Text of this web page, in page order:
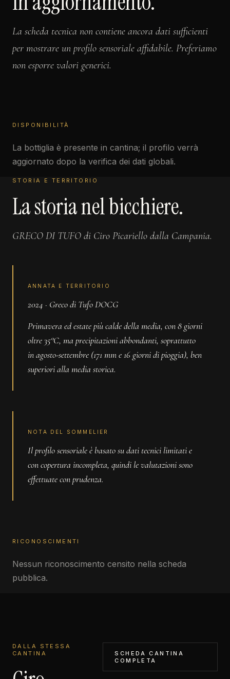
La scheda tecnica non contiene ancora dati sufficienti
per mostrare un profilo sensoriale affidabile. Preferiamo
non esporre valori generici.
DISPONIBILITÀ
La bottiglia è presente in cantina; il profilo verrà
aggiornato dopo la verifica dei dati globali.
STORIA E TERRITORIO
La storia nel bicchiere.
GRECO DI TUFO di Ciro Picariello dalla Campania.
ANNATA E TERRITORIO
2024 · Greco di Tufo DOCG
Primavera ed estate più calde della media, con 8 giorni
oltre 35°C, ma precipitazioni abbondanti, soprattutto
in agosto-settembre (171 mm e 16 giorni di pioggia), ben
superiori alla media storica.
NOTA DEL SOMMELIER
Il profilo sensoriale è basato su dati tecnici limitati e
con copertura incompleta, quindi le valutazioni sono
effettuate con prudenza.
RICONOSCIMENTI
Nessun riconoscimento censito nella scheda
pubblica.
DALLA STESSA
CANTINA
SCHEDA CANTINA
COMPLETA